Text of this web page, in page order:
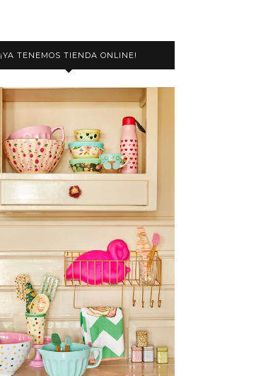
¡YA TENEMOS TIENDA ONLINE!